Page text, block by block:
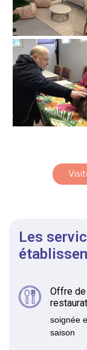
Les
Offre de
soignée
saison